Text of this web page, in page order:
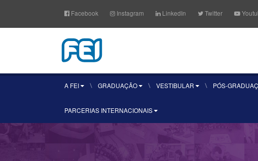
Facebook Instagram LinkedIn Twitter
A FEI GRADUAÇÃO VESTIBULAR PÓS-
PARCERIAS INTERNACIONAIS